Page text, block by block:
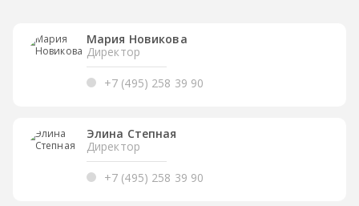
Мария Новикова
Директор
+7 (495) 258 39 90
Элина Степная
Директор
+7 (495) 258 39 90